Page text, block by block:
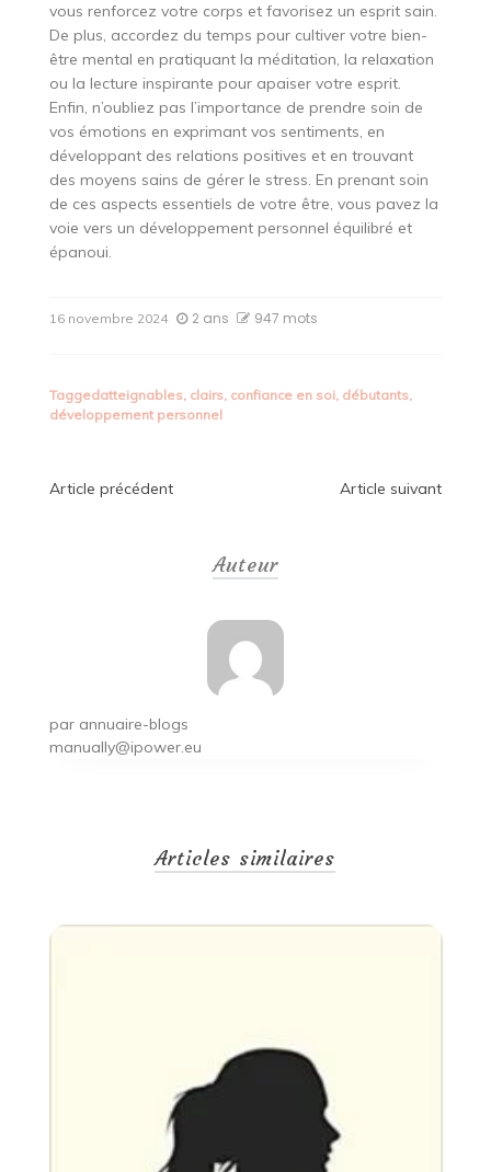
vous renforcez votre corps et favorisez un esprit sain.
De plus, accordez du temps pour cultiver votre bien-
être mental en pratiquant la méditation, la relaxation
ou la lecture inspirante pour apaiser votre esprit.
Enfin, n’oubliez pas l’importance de prendre soin de
vos émotions en exprimant vos sentiments, en
développant des relations positives et en trouvant
des moyens sains de gérer le stress. En prenant soin
de ces aspects essentiels de votre être, vous pavez la
voie vers un développement personnel équilibré et
épanoui.
16 novembre 2024 2 ans 947 mots
Taggedatteignables, clairs, confiance en soi, débutants,
développement personnel
Navigation
Article précédent Article suivant
Auteur
par annuaire-blogs
manually@ipower.eu
Articles similaires